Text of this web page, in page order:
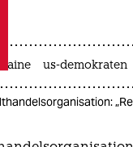
taz zahl ich
zahl ich
us-demokraten